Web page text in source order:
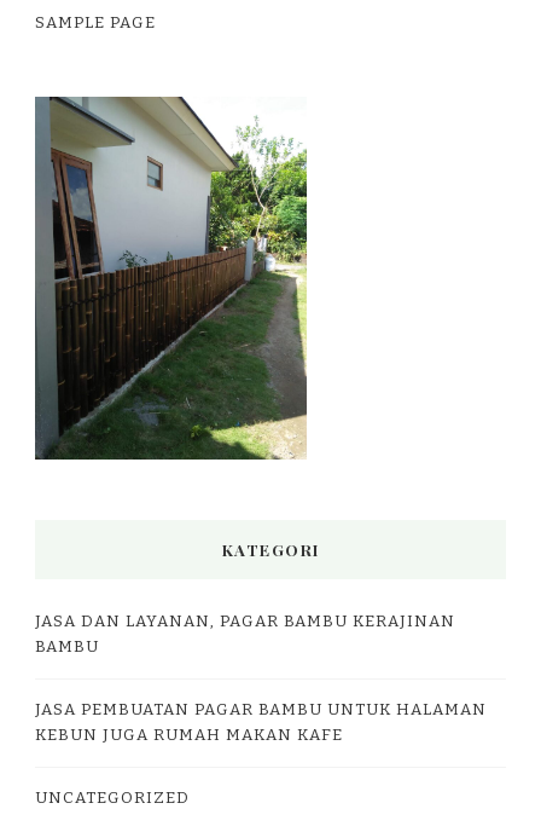
SAMPLE PAGE
KATEGORI
JASA DAN LAYANAN, PAGAR BAMBU KERAJINAN
BAMBU
JASA PEMBUATAN PAGAR BAMBU UNTUK HALAMAN
KEBUN JUGA RUMAH MAKAN KAFE
UNCATEGORIZED